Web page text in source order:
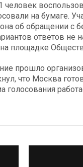
человек
на бумаге.
об обращении
ответов не
площадке
прошло
что Москва
голосования